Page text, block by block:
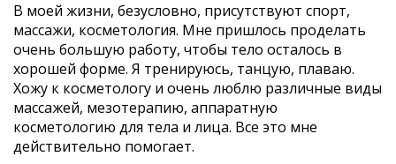
В моей жизни, безусловно, присутствуют спорт,
массажи, косметология. Мне пришлось проделать
очень большую работу, чтобы тело осталось в
хорошей форме. Я тренируюсь, танцую, плаваю.
Хожу к косметологу и очень люблю различные виды
массажей, мезотерапию, аппаратную
косметологию для тела и лица. Все это мне
действительно помогает.